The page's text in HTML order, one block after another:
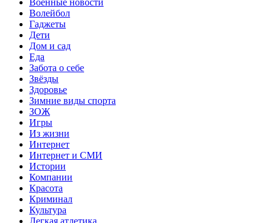
Военные новости
Волейбол
Гаджеты
Дети
Дом и сад
Еда
Забота о себе
Звёзды
Здоровье
Зимние виды спорта
ЗОЖ
Игры
Из жизни
Интернет
Интернет и СМИ
Истории
Компании
Красота
Криминал
Культура